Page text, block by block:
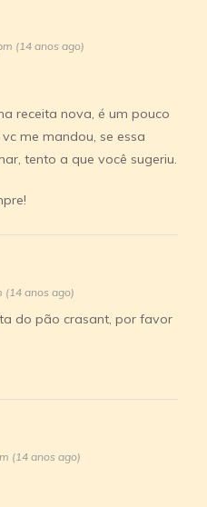
(14 anos ago)
receita nova, é um pouco
me mandou, se essa
tento a que você sugeriu.
(14 anos ago)
do pão crasant, por favor
(14 anos ago)